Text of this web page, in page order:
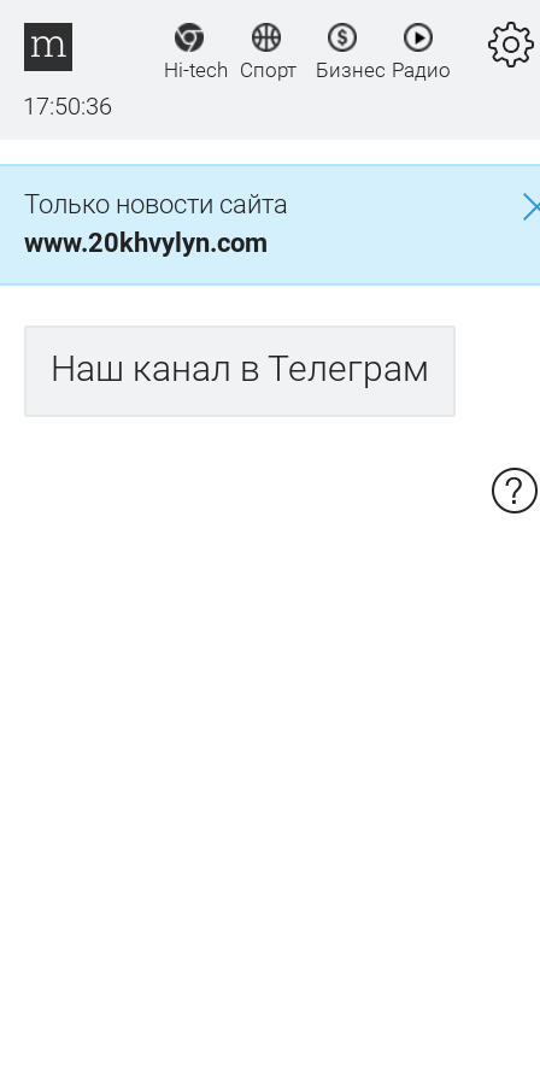
17:50:36
Hi-tech Спорт Бизнес Радио
Только новости сайта
www.20khvylyn.com
Наш канал в Телеграм